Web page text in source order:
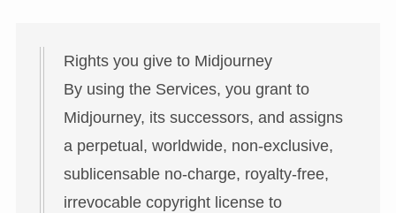
Rights you give to Midjourney
By using the Services, you grant to
Midjourney, its successors, and assigns
a perpetual, worldwide, non-exclusive,
sublicensable no-charge, royalty-free,
irrevocable copyright license to